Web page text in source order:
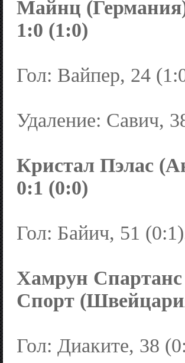
Майнц
1:0 (1:0)
Гол: Вайпер, 24
Удаление: Савич,
Кристал Пэлас
0:1 (0:0)
Гол: Байич, 51
Хамрун
Спорт
Гол: Диаките, 38